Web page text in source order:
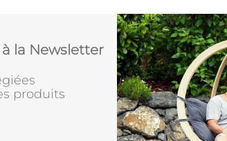
la Newsletter
produits